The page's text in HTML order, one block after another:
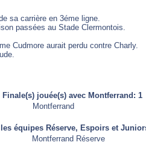
sa carrière en 3éme ligne.
passées au Stade Clermontois.
Cudmore aurait perdu contre Charly.
Finale(s) jouée(s) avec Montferrand: 1
Montferrand
équipes Réserve, Espoirs et
Montferrand Réserve